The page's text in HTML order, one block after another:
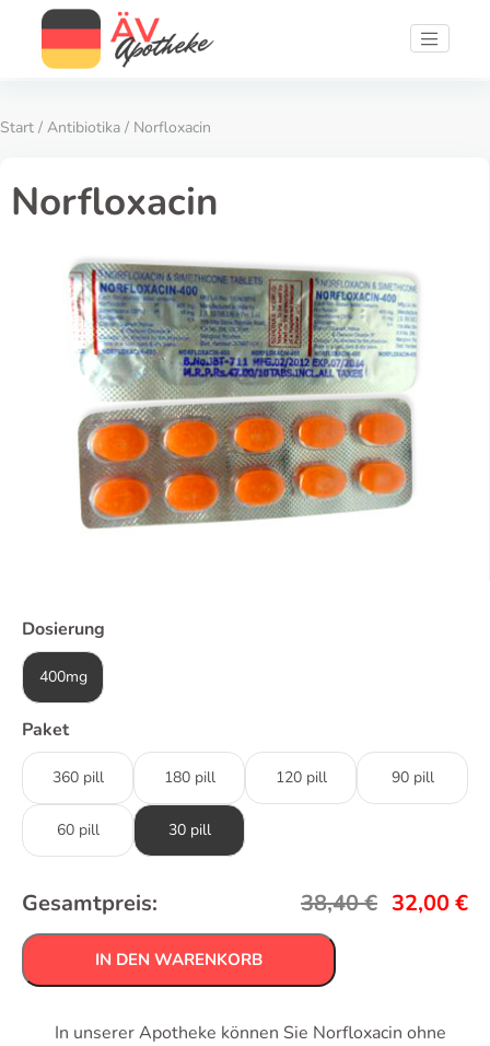
Start / Antibiotika / Norfloxacin
Norfloxacin
Dosierung
400mg
Paket
360 pill 180 pill 120 pill 90 pill
60 pill 30 pill
Gesamtpreis: 38,40€ 32,00€
IN DEN WARENKORB
In unserer Apotheke können Sie Norfloxacin ohne